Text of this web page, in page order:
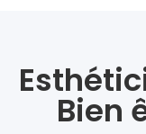
Bien